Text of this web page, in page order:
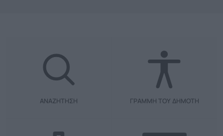
ΑΝΑΖΗΤΗΣΗ ΓΡΑΜΜΗ ΤΟΥ ΔΗΜΟΤΗ